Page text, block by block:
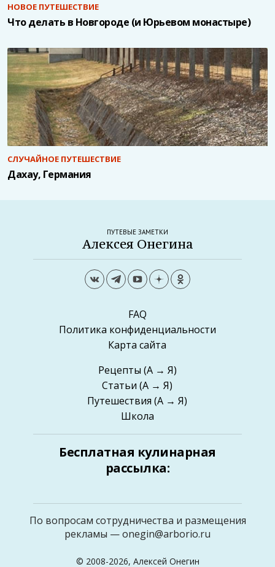
НОВОЕ ПУТЕШЕСТВИЕ
Что делать в Новгороде (и Юрьевом монастыре)
СЛУЧАЙНОЕ ПУТЕШЕСТВИЕ
Дахау, Германия
ПУТЕВЫЕ ЗАМЕТКИ
Алексея Онегина
FAQ
Политика конфиденциальности
Карта сайта
Рецепты (А → Я)
Статьи (А → Я)
Путешествия (А → Я)
Школа
Бесплатная кулинарная
рассылка:
По вопросам сотрудничества и размещения
рекламы —onegin@arborio.ru
© 2008-2026, Алексей Онегин